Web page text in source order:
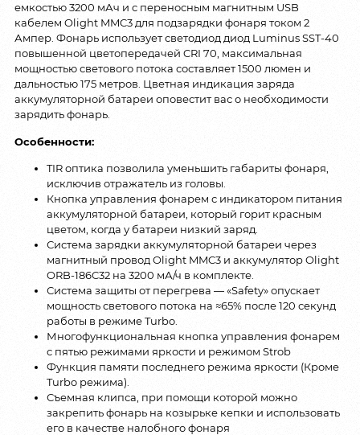
емкостью 3200 мАч и с переносным магнитным USB
кабелем Olight MMC3 для подзарядки фонаря током 2
Ампер. Фонарь использует светодиод диод Luminus SST-40
повышенной цветопередачей CRI 70, максимальная
мощностью светового потока составляет 1500 люмен и
дальностью 175 метров. Цветная индикация заряда
аккумуляторной батареи оповестит вас о необходимости
зарядить фонарь.
Особенности:
TIR оптика позволила уменьшить габариты фонаря,
исключив отражатель из головы.
Кнопка управления фонарем с индикатором питания
аккумуляторной батареи, который горит красным
цветом, когда у батареи низкий заряд.
Система зарядки аккумуляторной батареи через
магнитный провод Olight MMC3 и аккумулятор Olight
ORB-186C32 на 3200 мА/ч в комплекте.
Система защиты от перегрева — «Safety» опускает
мощность светового потока на ≈65% после 120 секунд
работы в режиме Turbo.
Многофункциональная кнопка управления фонарем
с пятью режимами яркости и режимом Strob
Функция памяти последнего режима яркости (Кроме
Turbo режима).
Съемная клипса, при помощи которой можно
закрепить фонарь на козырьке кепки и использовать
его в качестве налобного фонаря